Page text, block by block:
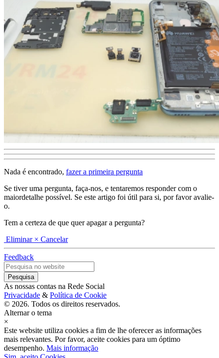
Nada é encontrado, fazer a primeira pergunta
Se tiver uma pergunta, faça-nos, e tentaremos responder com o
maiordetalhe possível. Se este artigo foi útil para si, por favor avalie-
o.
Tem a certeza de que quer apagar a pergunta?
Eliminar × Cancelar
Feedback
As nossas contas na Rede Social
Privacidade & Política de Cookie
© 2026. Todos os direitos reservados.
Alternar o tema
×
Este website utiliza cookies a fim de lhe oferecer as informações
mais relevantes. Por favor, aceite cookies para um óptimo
desempenho. Mais informação